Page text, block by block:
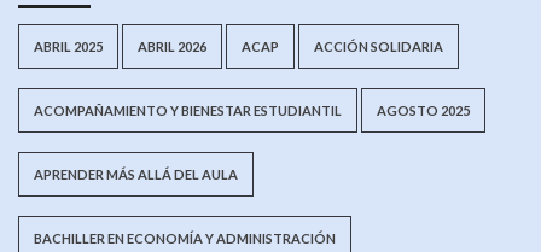
ABRIL 2025 ABRIL 2026 ACAP ACCIÓN SOLIDARIA
ACOMPAÑAMIENTO Y BIENESTAR ESTUDIANTIL AGOSTO 2025
APRENDER MÁS ALLÁ DEL AULA
BACHILLER EN ECONOMÍA Y ADMINISTRACIÓN